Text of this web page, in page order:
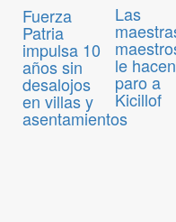
Fuerza
Patria
impulsa 10
años sin
desalojos
en villas y
asentamientos
Las
le hacen
paro a
Kicillof